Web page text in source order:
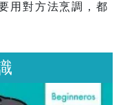
用對方法烹調，都
識